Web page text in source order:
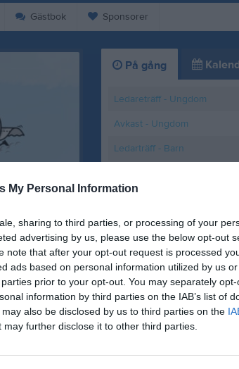
My Personal Information
sharing to third parties, or processing of your
advertising by us, please use the below opt-out
note that after your opt-out request is processed
ads based on personal information utilized by us
prior to your opt-out. You may separately
information by third parties on the IAB’s list of
also be disclosed by us to third parties on the
may further disclose it to other third parties.
Gästbok Sponsorer
Nu startar
25 jan 1
Lagnyheter
På gång
Ledareträff - Ungdom
Avkast - Ungdom
Ledarträff - Barn